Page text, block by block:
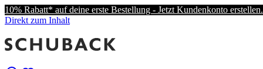
10% Rabatt* auf deine erste Bestellung - Jetzt Kundenkonto erstellen.
Direkt zum Inhalt